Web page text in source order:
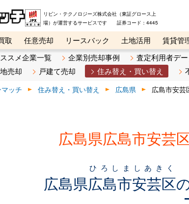
リビン・テクノロジーズ株式会社（東証グロース上
場）が運営するサービスです 証券コード：4445
取 任意売却 リースバック 土地活用 賃貸管
不動産カンパニー オンライン講座 リビンマガジ
スメ企業一覧 企業別売却事例 査定利用者デー
売却 戸建て売却 住み替え・買い替え
ッチ 住み替え・買い替え 広島県 広島市安芸
広島県広島市安芸
広島県広島市安芸区
ひろしましあきく